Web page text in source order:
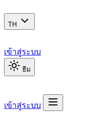
TH
เข้าสู่ระบบ
ธีม
เข้าสู่ระบบ